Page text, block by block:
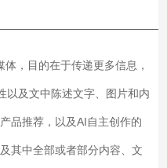
，目的在于传递更多信息，
以及文中陈述文字、图片和内
品推荐，以及AI自主创作的
其中全部或者部分内容、文